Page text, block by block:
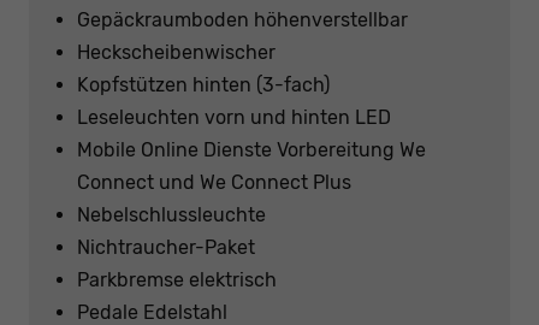
Gepäckraumboden höhenverstellbar
Heckscheibenwischer
Kopfstützen hinten (3-fach)
Leseleuchten vorn und hinten LED
Mobile Online Dienste Vorbereitung We
Connect und We Connect Plus
Nebelschlussleuchte
Nichtraucher-Paket
Parkbremse elektrisch
Pedale Edelstahl